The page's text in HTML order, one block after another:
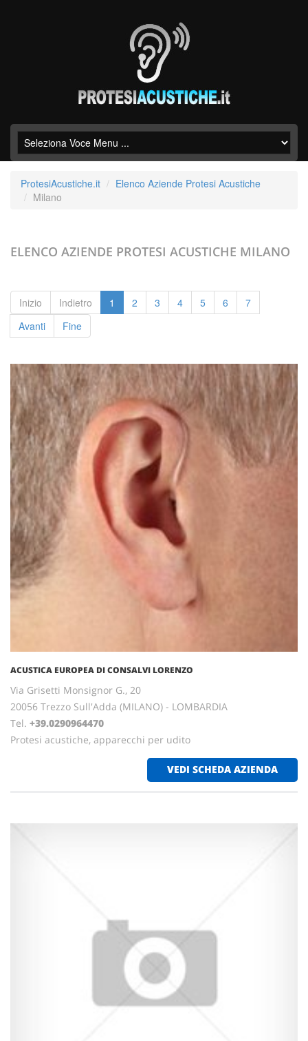
ProtesiAcustiche.it
Elenco Aziende Protesi Acustiche
Milano
ELENCO AZIENDE PROTESI ACUSTICHE MILANO
Inizio Indietro 1 2 3 4 5 6
7
Avanti
Fine
ACUSTICA EUROPEA DI CONSALVI LORENZO
Via Grisetti Monsignor G., 20
20056 Trezzo Sull'Adda (MILANO) - LOMBARDIA
Tel. +39.0290964470
Protesi acustiche, apparecchi per udito
VEDI SCHEDA AZIENDA